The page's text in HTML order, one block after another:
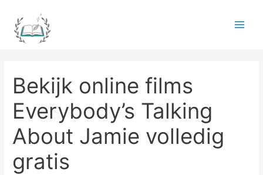
content
Bekijk online films
Everybody’s Talking
About Jamie volledig
gratis